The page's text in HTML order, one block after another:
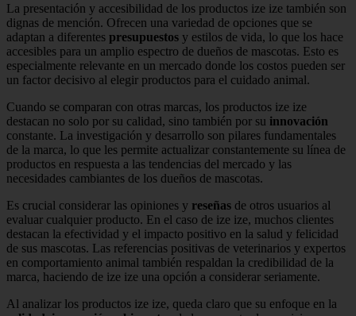
La presentación y accesibilidad de los productos ize ize también son
dignas de mención. Ofrecen una variedad de opciones que se
adaptan a diferentes presupuestos y estilos de vida, lo que los hace
accesibles para un amplio espectro de dueños de mascotas. Esto es
especialmente relevante en un mercado donde los costos pueden ser
un factor decisivo al elegir productos para el cuidado animal.
Cuando se comparan con otras marcas, los productos ize ize
destacan no solo por su calidad, sino también por su innovación
constante. La investigación y desarrollo son pilares fundamentales
de la marca, lo que les permite actualizar constantemente su línea de
productos en respuesta a las tendencias del mercado y las
necesidades cambiantes de los dueños de mascotas.
Es crucial considerar las opiniones y reseñas de otros usuarios al
evaluar cualquier producto. En el caso de ize ize, muchos clientes
destacan la efectividad y el impacto positivo en la salud y felicidad
de sus mascotas. Las referencias positivas de veterinarios y expertos
en comportamiento animal también respaldan la credibilidad de la
marca, haciendo de ize ize una opción a considerar seriamente.
Al analizar los productos ize ize, queda claro que su enfoque en la